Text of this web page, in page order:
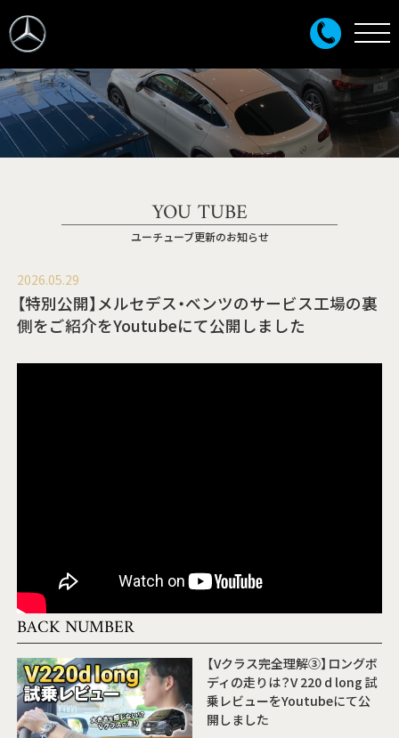
YOU TUBE
ユーチューブ更新のお知らせ
2026.05.29
【特別公開】メルセデス・ベンツのサービス工場の裏
側をご紹介をYoutubeにて公開しました
BACK NUMBER
【Vクラス完全理解③】ロングボ
ディの走りは？V 220 d long 試
乗レビューをYoutubeにて公
開しました